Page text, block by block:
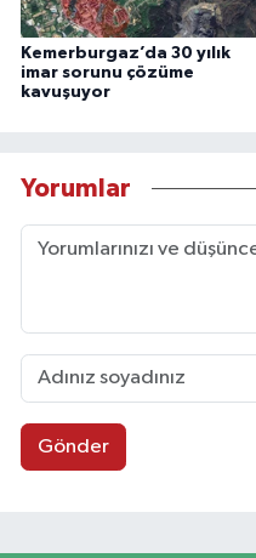
Kemerburgaz’da 30 yılık
imar sorunu çözüme
kavuşuyor
Yorumlar
Gönder